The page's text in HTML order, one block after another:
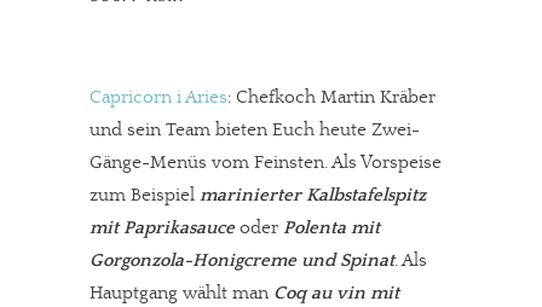
Dir gefällt unsere Arbeit?
meinesuedstadt.de finanziert sich durch Partnerprofile und
Werbung. Beide Einnahmequellen sind in den letzten Monaten
stark zurückgegangen.
Solltest Du unsere unabhängige Berichterstattung schätzen,
kannst Du uns mit einer kleinen Spende unterstützen.
Capricorn i Aries: Chefkoch Martin Kräber
und sein Team bieten Euch heute Zwei-
Gänge-Menüs vom Feinsten. Als Vorspeise
zum Beispiel marinierter Kalbstafelspitz
mit Paprikasauceoder Polenta mit
Gorgonzola-Honigcreme und Spinat. Als
Hauptgang wählt man Coq au vin mit